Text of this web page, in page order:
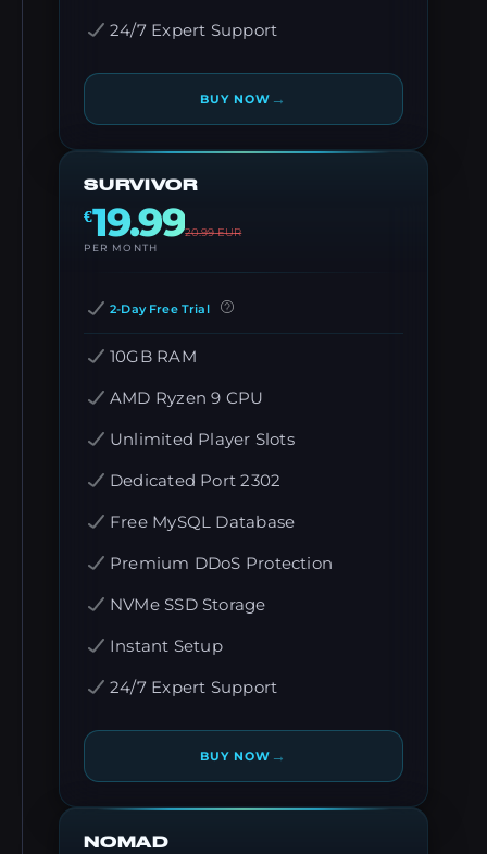
24/7 Expert Support
BUY NOW →
SURVIVOR
€19.9920.99EUR
PER MONTH
2-Day Free Trial
10GB RAM
AMD Ryzen 9 CPU
Unlimited Player Slots
Dedicated Port 2302
Free MySQL Database
Premium DDoS Protection
NVMe SSD Storage
Instant Setup
24/7 Expert Support
BUY NOW →
NOMAD